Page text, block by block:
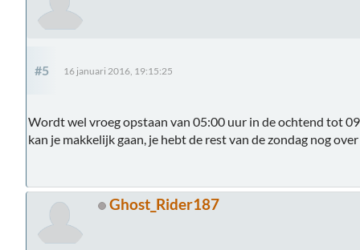
#5 16 januari 2016, 19:15:25
Wordt wel vroeg opstaan van 05:00 uur in de ochtend tot
kan je makkelijk gaan, je hebt de rest van de zondag nog over
Ghost_Rider187